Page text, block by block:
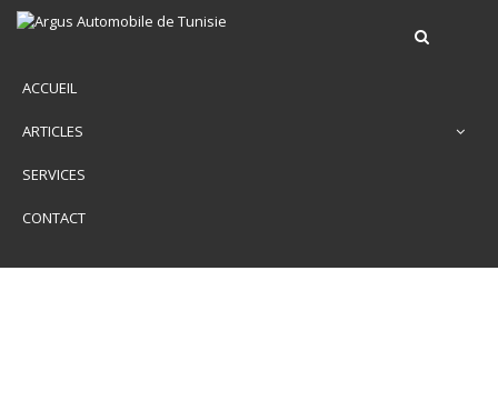
ACCUEIL
ARTICLES
SERVICES
CONTACT